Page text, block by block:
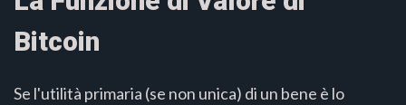
Bitcoin
Se l'utilità primaria (se non unica) di un bene è lo